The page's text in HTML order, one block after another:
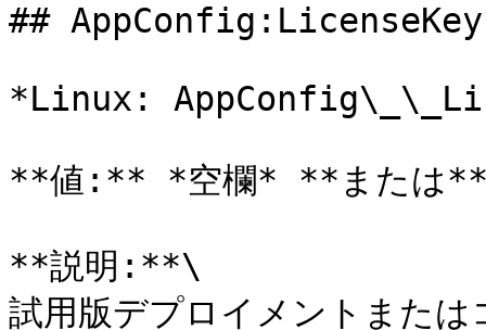
## AppConfig:LicenseKey
*Linux:
**値:** *空欄* **または**
**説明:**\
試用版デプロイメントまた